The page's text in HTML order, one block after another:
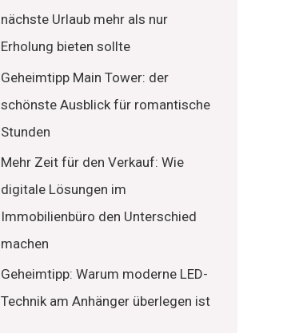
nächste Urlaub mehr als nur
Erholung bieten sollte
Geheimtipp Main Tower: der
schönste Ausblick für romantische
Stunden
Mehr Zeit für den Verkauf: Wie
digitale Lösungen im
Immobilienbüro den Unterschied
machen
Geheimtipp: Warum moderne LED-
Technik am Anhänger überlegen ist